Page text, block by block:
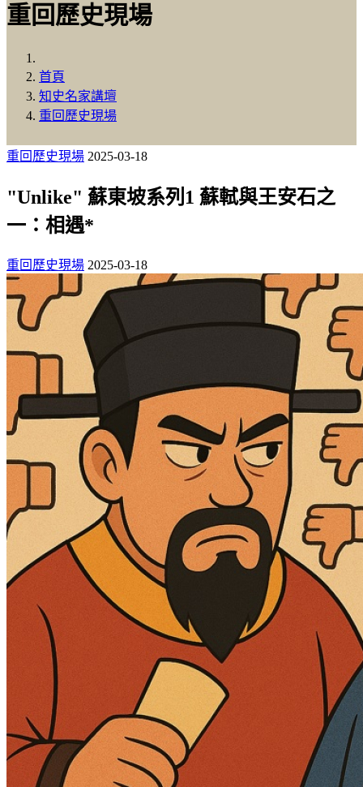
重回歷史現場
首頁
知史名家講壇
重回歷史現場
重回歷史現場 2025-03-18
"Unlike" 蘇東坡系列1 蘇軾與王安石之
一：相遇*
重回歷史現場 2025-03-18